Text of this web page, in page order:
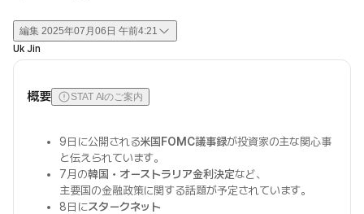
編集 2025年07月06日 午前4:21
Uk Jin
概要 STAT AIのご案内
9日に公開される米国FOMC議事録が投資家の主な関心事
と伝えられています。
7月の韓国・オーストラリア金利決定など、
主要国の金融政策に関する話題が予定されています。
8日にスタークネット